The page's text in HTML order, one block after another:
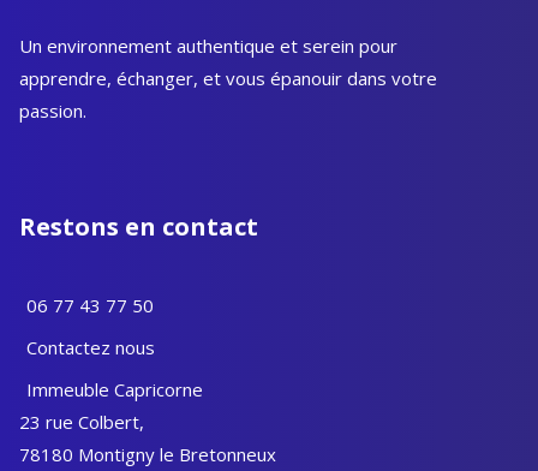
Un environnement authentique et serein pour
apprendre, échanger, et vous épanouir dans votre
passion.
Restons en contact
06 77 43 77 50
Contactez nous
Immeuble Capricorne
23 rue Colbert,
78180 Montigny le Bretonneux